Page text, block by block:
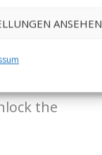
ANSEHEN
to
the